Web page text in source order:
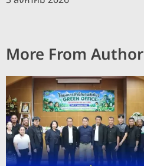
More From Author